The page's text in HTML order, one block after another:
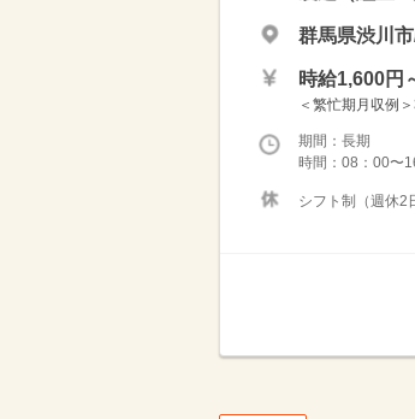
群馬県渋川
時給1,600円
＜繁忙期月収例
期間：長期
時間：08：00〜
シフト制（週休